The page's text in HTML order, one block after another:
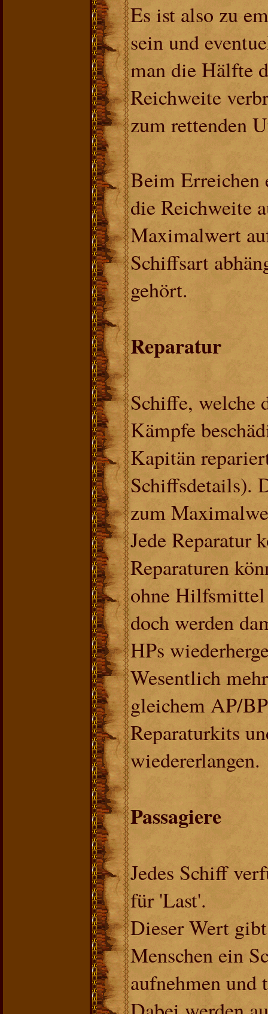
Es ist also zu
sein und
man die Hälfte
Reichweite
zum rettenden
Beim Erreichen
die Reichweite
Maximalwert
Schiffsart
gehört.
Reparatur
Schiffe, welche
Kämpfe
Kapitän
Schiffsdetails).
zum
Jede Reparatur
Reparaturen
ohne
doch werden
HPs
Wesentlich
gleichem AP/
Reparaturkits
wiedererlangen.
Passagiere
Jedes Schiff
für 'Last'.
Dieser Wert
Menschen ein
aufnehmen und